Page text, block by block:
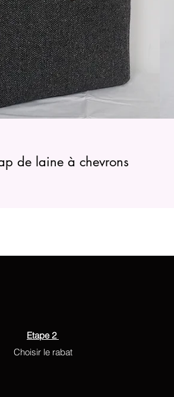
laine à chevrons
Etape 2
Choisir le rabat